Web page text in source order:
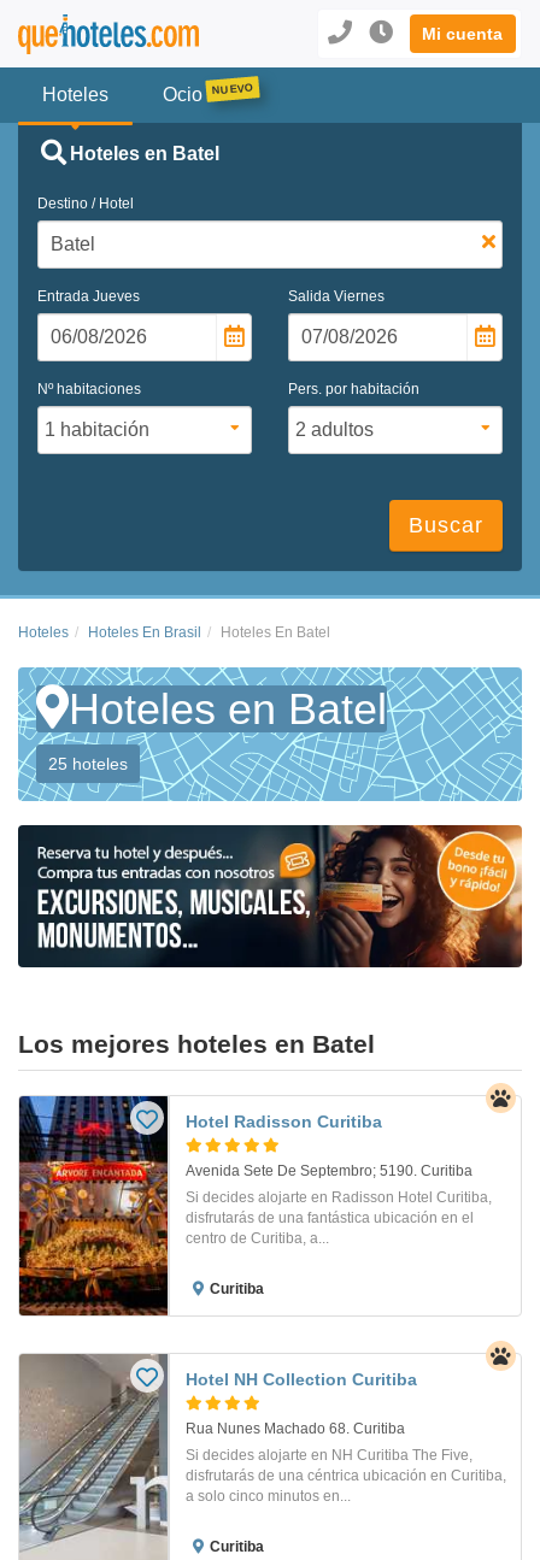
Mi cuenta
Hoteles Ocio
Hoteles en Batel
Destino / Hotel
Entrada Jueves Salida Viernes
Nº habitaciones Pers. por habitación
Buscar
Hoteles Hoteles En Brasil Hoteles En Batel
Hoteles en Batel
25 hoteles
Los mejores hoteles en Batel
Hotel Radisson Curitiba
Avenida Sete De Septembro; 5190. Curitiba
Si decides alojarte en Radisson Hotel Curitiba,
disfrutarás de una fantástica ubicación en el
centro de Curitiba, a...
Curitiba
Hotel NH Collection Curitiba
Rua Nunes Machado 68. Curitiba
Si decides alojarte en NH Curitiba The Five,
disfrutarás de una céntrica ubicación en Curitiba,
a solo cinco minutos en...
Curitiba